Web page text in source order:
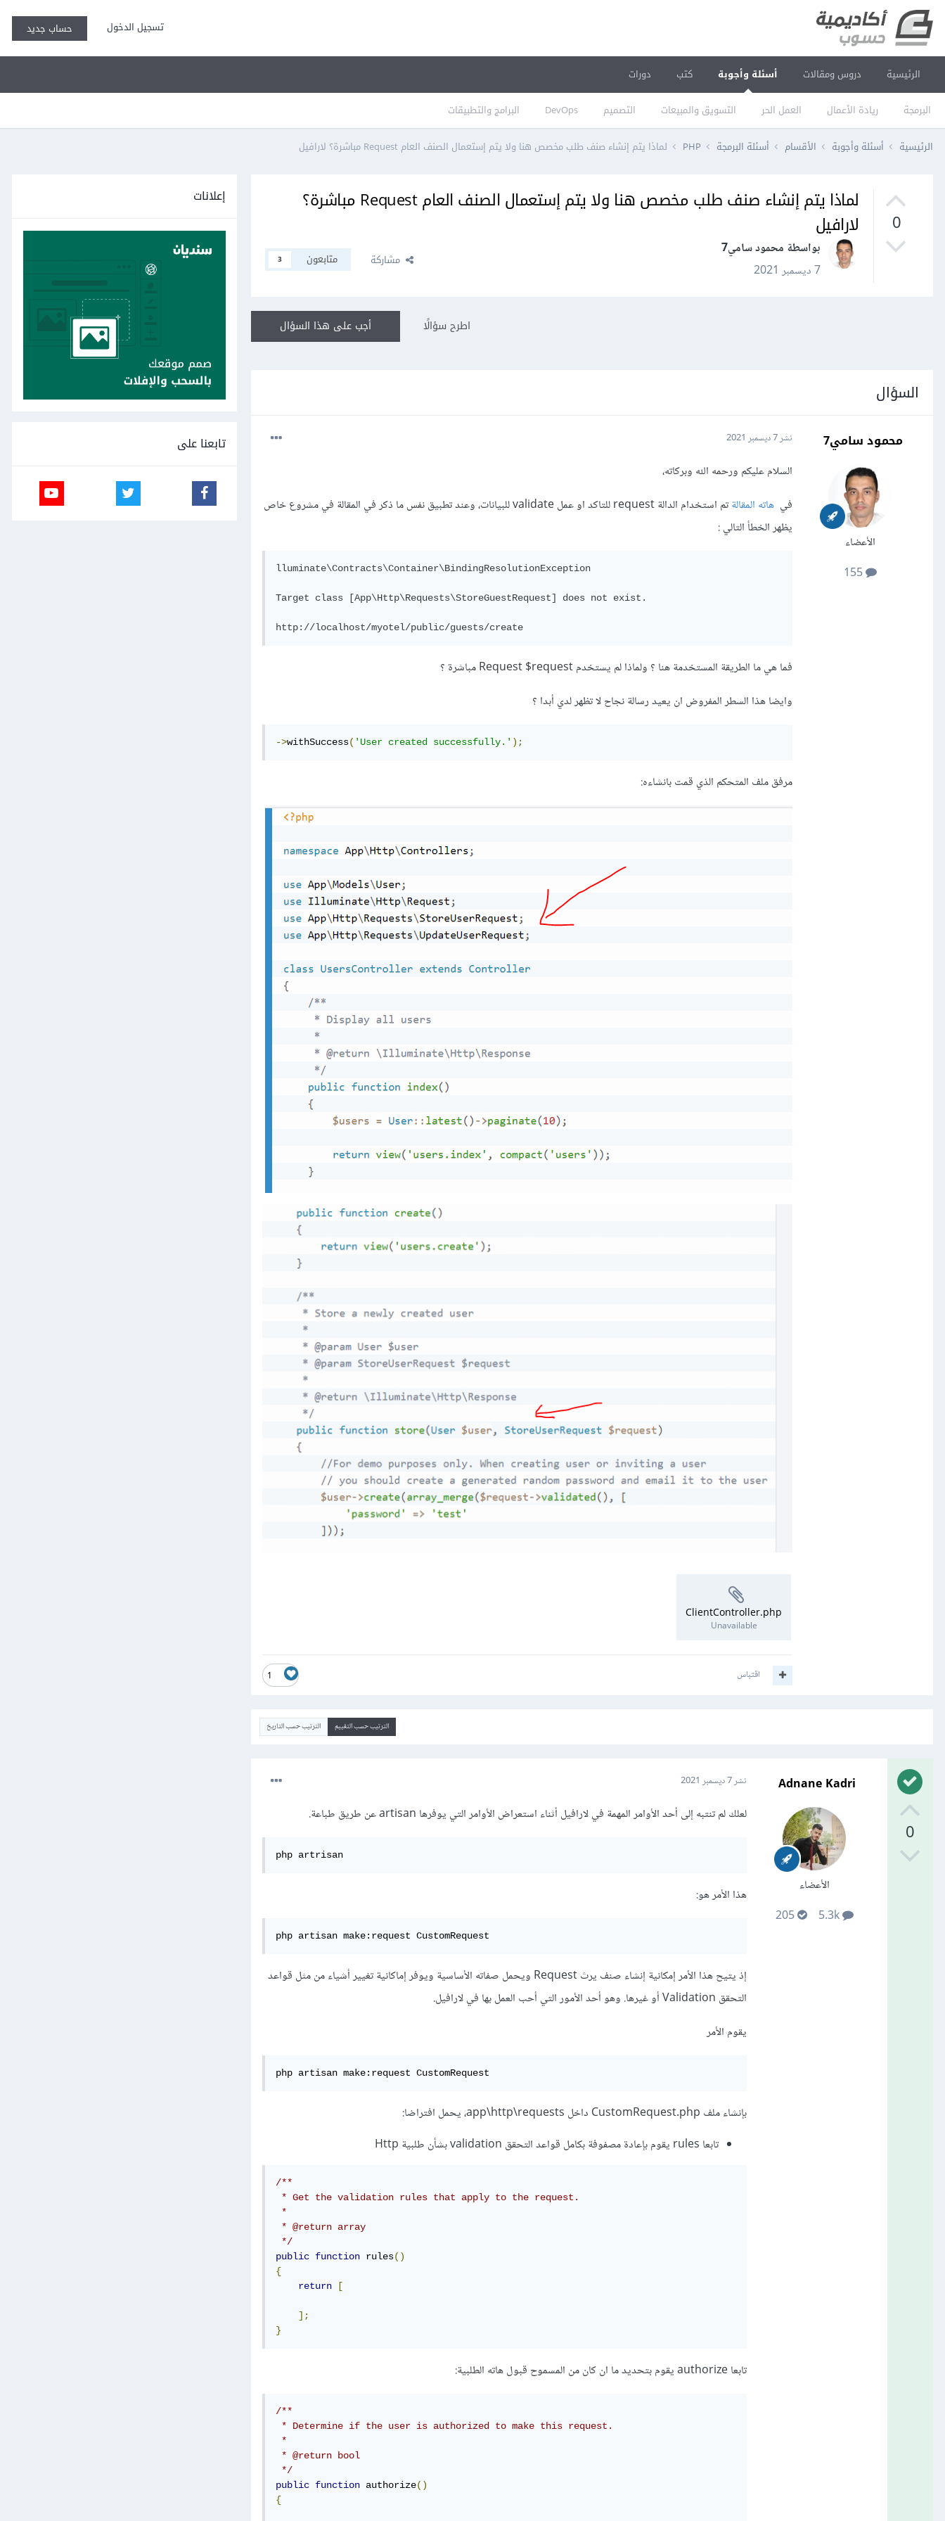
تسجيل الدخول حساب جديد
الرئيسية دروس ومقالات أسئلة وأجوبة
البرمجة ريادة الأعمال العمل الحر التسويق والمبيعات التصميم DevOps البرامج والتطبيقات
كتب دورات
الرئيسية أسئلة وأجوبة الأقسام أسئلة البرمجة PHP لماذا يتم إنشاء صنف طلب مخصص هنا ولا يتم إستعمال الصنف العام Request مباشرة؟ لارافيل
0
لماذا يتم إنشاء صنف طلب مخصص هنا ولا يتم إستعمال الصنف العام Request مباشرة؟
لارافيل
بواسطة محمود سامي7
7 ديسمبر 2021
مشاركة متابعون 3
أجب على هذا السؤال اطرح سؤالًا
السؤال
محمود سامي7
الأعضاء
155
نشر7 ديسمبر 2021
السلام عليكم ورحمه الله وبركاته،
في هاته المقالة
تم استخدام الدالة request للتاكد او عمل validate للبيانات، وعند تطبيق نفس ما ذكر في المقالة في مشروع خاص
يظهر الخطأ التالي :
lluminate\Contracts\Container\BindingResolutionException
Target class [App\Http\Requests\StoreGuestRequest] does not exist.
http://localhost/myotel/public/guests/create
فما هي ما الطريقة المستخدمة هنا ؟ ولماذا لم يستخدم Request $request مباشرة ؟
وايضا هذا السطر المفروض ان يعيد رسالة نجاح لا تظهر لدي أبدا ؟
->withSuccess( 'User created successfully.' );
مرفق ملف المتحكم الذي قمت بانشاءه:
ClientController.php
Unavailable
1 اقتباس
الترتيب حسب التقييم الترتيب حسب التاريخ
0
Adnane Kadri
الأعضاء
5.3k
205
نشر7 ديسمبر 2021
لعلك لم تنتبه إلى أحد الأوامر المهمة في لارافيل أثناء استعراض الأوامر التي يوفرها artisan عن طريق طباعة.
php artrisan
هذا الأمر هو:
php artisan make:request CustomRequest
إذ يتيح هذا الأمر إمكانية إنشاء صنف يرث Request ويحمل صفاته الأساسية ويوفر إماكانية تغيير أشياء من مثل قواعد
التحقق Validation أو غيرها. وهو أحد الأمور التي أحب العمل بها في لارافيل.
يقوم الأمر
php artisan make:request CustomRequest
بإنشاء ملف CustomRequest.php داخل app\http\requests، يحمل افتراضا:
تابعا rules يقوم بإعادة مصفوفة بكامل قواعد التحقق validation بشأن طلبية Http
/**
* Get the validation rules that apply to the request.
*
* @return array
*/
public function rules()
{
return
[
];
}
تابعا authorize يقوم بتحديد ما ان كان من المسموح قبول هاته الطلبية:
/**
* Determine if the user is authorized to make this request.
*
* @return bool
*/
public function authorize()
{
إعلانات
تابعنا على